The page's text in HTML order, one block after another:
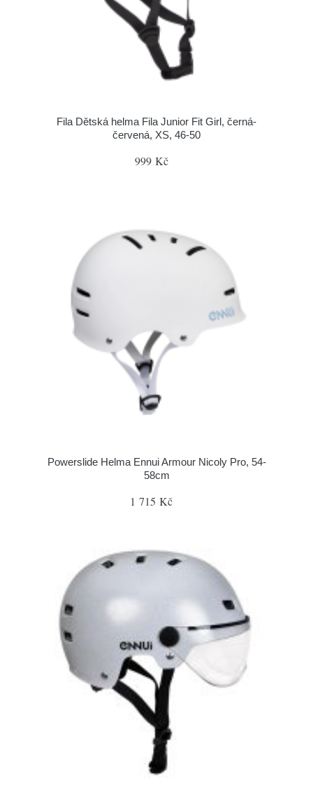
Fila Dětská helma Fila Junior Fit Girl, černá-
červená, XS, 46-50
999 Kč
Powerslide Helma Ennui Armour Nicoly Pro, 54-
58cm
1 715 Kč